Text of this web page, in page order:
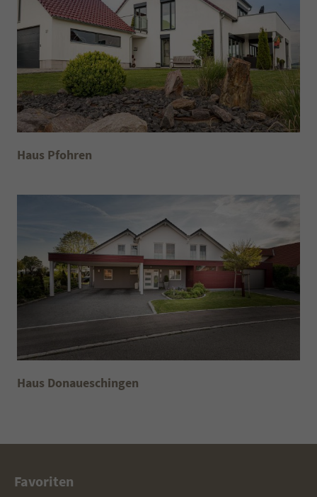
Haus Pfohren
Landhaus de luxe
Haus Donaueschingen
Favoriten